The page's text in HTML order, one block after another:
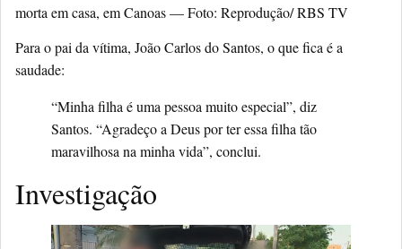
morta em casa, em Canoas — Foto: Reprodução/ RBS TV
Para o pai da vítima, João Carlos do Santos, o que fica é a
saudade:
“Minha filha é uma pessoa muito especial”, diz
Santos. “Agradeço a Deus por ter essa filha tão
maravilhosa na minha vida”, conclui.
Investigação